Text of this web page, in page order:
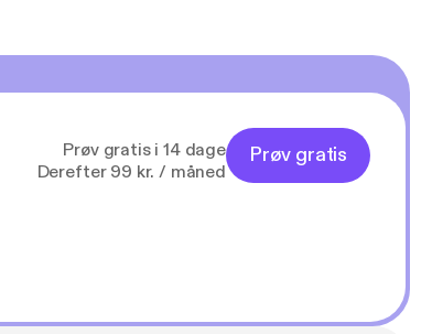
Prøv gratis i 14 dage
Derefter 99 kr. / måned
Prøv gratis